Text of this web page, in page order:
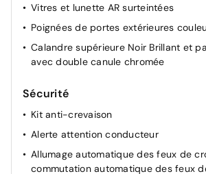
Volant à commandes intégrées en
Vitres et lunette AR surteintées
Poignées de portes extérieures
Calandre supérieure Noir Brillant et
avec double canule chromée
Sécurité
Kit anti-crevaison
Alerte attention conducteur
Allumage automatique des feux de
commutation automatique des feux